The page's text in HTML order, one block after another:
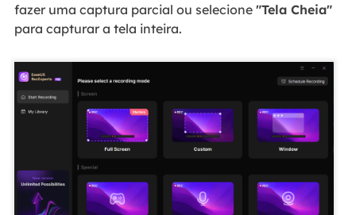
fazer uma captura parcial ou selecione "Tela Cheia"
para capturar a tela inteira.